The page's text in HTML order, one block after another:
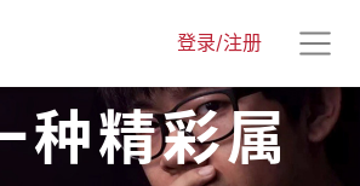
登录/注册
种精彩属